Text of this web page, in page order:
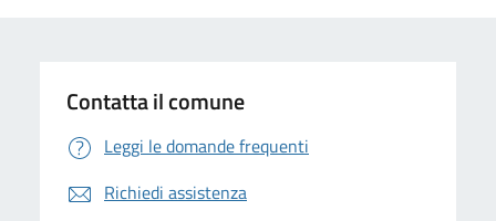
Contatta il comune
Leggi le domande frequenti
Richiedi assistenza